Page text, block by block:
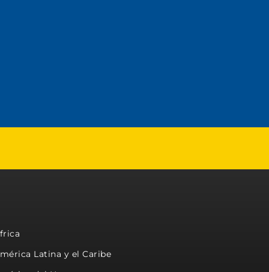
Latina y el Caribe